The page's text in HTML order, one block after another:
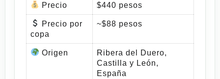
Precio $440 pesos
Precio por
copa
~$88 pesos
Origen
Ribera del Duero,
Castilla y León,
España